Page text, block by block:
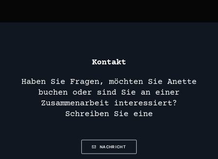
Kontakt
Haben Sie Fragen, möchten Sie Anette
buchen oder sind Sie an einer
Zusammenarbeit interessiert?
Schreiben Sie eine
NACHRICHT